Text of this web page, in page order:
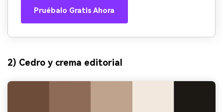
Pruébalo Gratis Ahora
2) Cedro y crema editorial